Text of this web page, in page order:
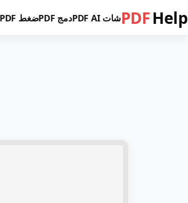
PDFHelp شات PDF AI دمج PDF ضغط PDF